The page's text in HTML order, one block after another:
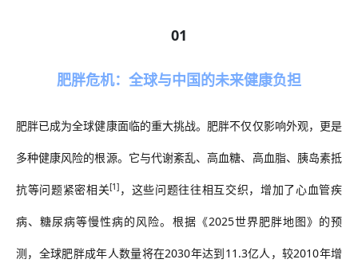
01
肥胖危机：全球与中国的未来健康负担
肥胖已成为全球健康面临的重大挑战。肥胖不仅仅影响外观，更是
多种健康风险的根源。它与代谢紊乱、高血糖、高血脂、胰岛素抵
抗等问题紧密相关[1] ，这些问题往往相互交织，增加了心血管疾
病、糖尿病等慢性病的风险。根据《2025世界肥胖地图》的预
测，全球肥胖成年人数量将在2030年达到11.3亿人，较2010年增